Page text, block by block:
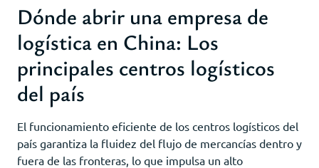
Dónde abrir una empresa de
logística en China: Los
principales centros logísticos
del país
El funcionamiento eficiente de los centros logísticos del
país garantiza la fluidez del flujo de mercancías dentro y
fuera de las fronteras, lo que impulsa un alto